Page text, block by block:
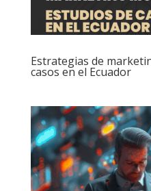
Estrategias de
casos en el Ecuador